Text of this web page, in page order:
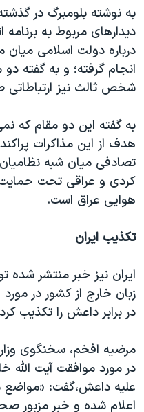
به نوشته بلومبرگ در
دیدارهای مربوط به
درباره دولت اسلامی میان
انجام گرفته؛ و به گفته دو
شخص ثالث نیز
به گفته این دو مقام که
هدف از این مذاکرات
تصادفی میان شبه
کردی و عراقی تحت حمایت
هوایی عراق است.
تکذیب ایران
ایران نیز خبر منتشر شده
زبان خارج از کشور در
در برابر داعش را تکذیب
مرضیه افخم، سخنگوی
در مورد موافقت آیت الله
علیه داعش،گفت:
اعلام شده و خبر مزبور